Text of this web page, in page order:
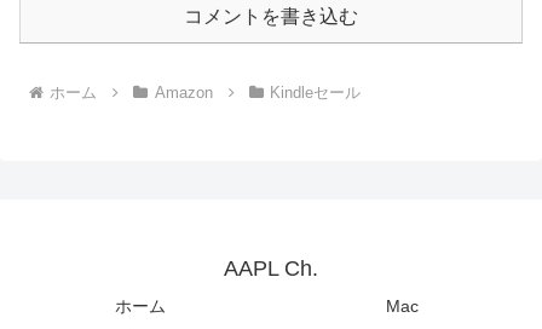
コメントを書き込む
ホーム Amazon Kindleセール
AAPL Ch.
ホーム
Mac